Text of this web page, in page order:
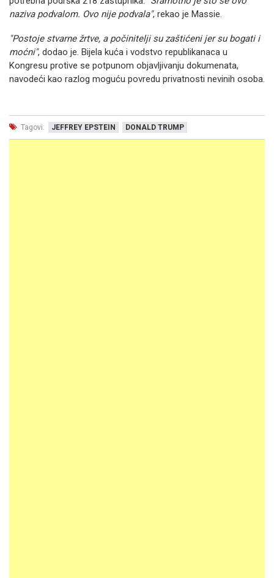
naziva podvalom. Ovo nije podvala", rekao je Massie.
"Postoje stvarne žrtve, a počinitelji su zaštićeni jer su bogati i
moćni", dodao je. Bijela kuća i vodstvo republikanaca u
Kongresu protive se potpunom objavljivanju dokumenata,
navodeći kao razlog moguću povredu privatnosti nevinih osoba.
Tagovi: JEFFREY EPSTEIN DONALD TRUMP